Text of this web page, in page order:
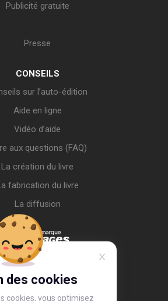
des cookies
cookies, vous optimisez
Publicité gratuite
Presse
CONSEILS
sur l’auto-édition
Aide en ligne
Vidéo d’aide
aux questions (FAQ)
La création du livre
fabrication du livre
La diffusion